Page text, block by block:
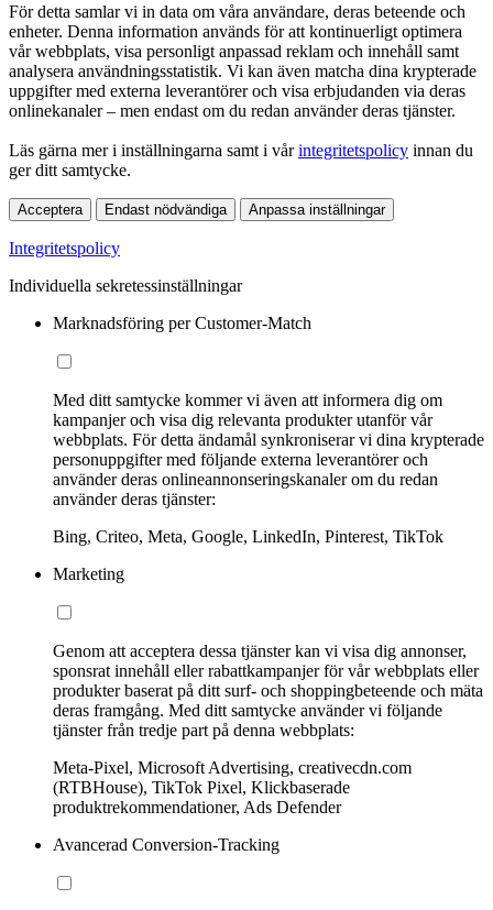
För detta samlar vi in data om våra användare, deras beteende och
enheter. Denna information används för att kontinuerligt optimera
vår webbplats, visa personligt anpassad reklam och innehåll samt
analysera användningsstatistik. Vi kan även matcha dina krypterade
uppgifter med externa leverantörer och visa erbjudanden via deras
onlinekanaler – men endast om du redan använder deras tjänster.
Läs gärna mer i inställningarna samt i vårintegritetspolicy innan du
ger ditt samtycke.
Acceptera Endast nödvändiga Anpassa inställningar
Integritetspolicy
Individuella sekretessinställningar
Marknadsföring per Customer-Match
Med ditt samtycke kommer vi även att informera dig om
kampanjer och visa dig relevanta produkter utanför vår
webbplats. För detta ändamål synkroniserar vi dina krypterade
personuppgifter med följande externa leverantörer och
använder deras onlineannonseringskanaler om du redan
använder deras tjänster:
Bing, Criteo, Meta, Google, LinkedIn, Pinterest, TikTok
Marketing
Genom att acceptera dessa tjänster kan vi visa dig annonser,
sponsrat innehåll eller rabattkampanjer för vår webbplats eller
produkter baserat på ditt surf- och shoppingbeteende och mäta
deras framgång. Med ditt samtycke använder vi följande
tjänster från tredje part på denna webbplats:
Meta-Pixel, Microsoft Advertising, creativecdn.com
(RTBHouse), TikTok Pixel, Klickbaserade
produktrekommendationer, Ads Defender
Avancerad Conversion-Tracking